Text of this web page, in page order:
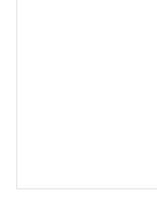
• Celeb Online